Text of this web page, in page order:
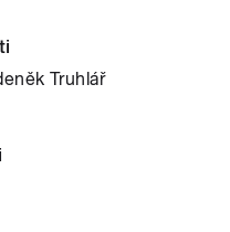
Truhlář